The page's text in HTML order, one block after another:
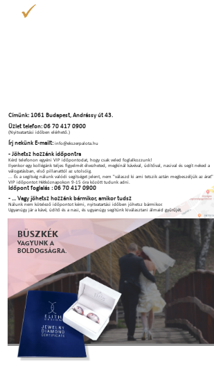
Címünk: 1061 Budapest, Andrássy út 43.
Üzlet telefon: 06 70 417 0900
(Nyitvatartási időben elérhető.)
Írj nekünk E-mailt:info@ekszerpalota.hu
- Jöhetsz hozzánk időpontra
Kérd telefonon egyéni VIP időpontodat, hogy csak veled foglalkozzunk!
Ilyenkor egy kollégánk teljes figyelmét élvezheted, megkínál kávéval, üdítőval, nasival és segít neked a
válogatásban, első pillanattól az utolsóig.
... És a segítség nálunk valódi segítséget jelent, nem "válaszd ki ami tetszik aztán megbeszéljük az árat"
VIP időpontot Hétköznapokon 9-15 óra között tudunk adni.
Időpont foglalás : 06 70 417 0900
- ... Vagy jöhetsz hozzánk bármikor, amikor tudsz
Nálunk nem kötelező időpontot kérni, nyitvatartási időben jöhetsz bármikor.
Ugyanúgy jár a kávé, üdítő és a nasi, és ugyanúgy segítünk kiválasztani álmaid gyűrűjét.
BÜSZKÉK
VAGYUNK A
BOLDOGSÁGRA.